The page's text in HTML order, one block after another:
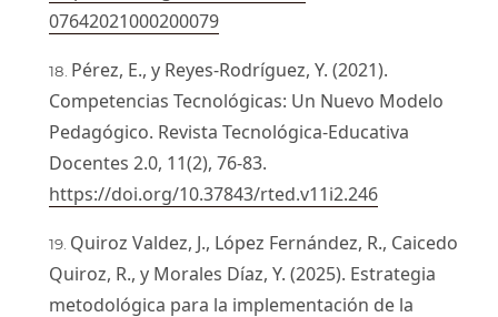
07642021000200079
Pérez, E., y Reyes-Rodríguez, Y. (2021).
Competencias Tecnológicas: Un Nuevo Modelo
Pedagógico. Revista Tecnológica-Educativa
Docentes 2.0, 11(2), 76-83.
https://doi.org/10.37843/rted.v11i2.246
Quiroz Valdez, J., López Fernández, R., Caicedo
Quiroz, R., y Morales Díaz, Y. (2025). Estrategia
metodológica para la implementación de la